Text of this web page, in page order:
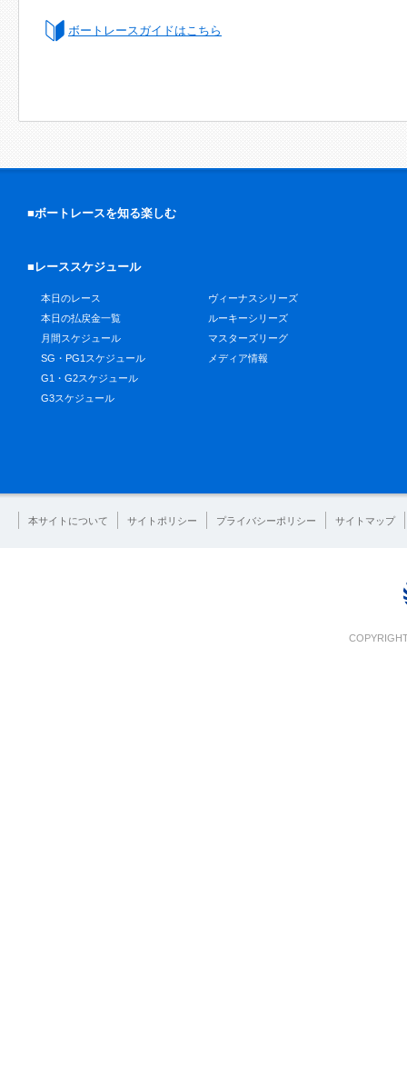
ボートレースガイドはこちら
■ボートレースを知る楽しむ
■レーススケジュール
本日のレース
本日の払戻金一覧
月間スケジュール
SG・PG1スケジュール
G1・G2スケジュール
G3スケジュール
ヴィーナスシリーズ
ルーキーシリーズ
マスターズリーグ
メディア情報
本サイトについて サイトポリシー プライバシーポリシー サイトマップ